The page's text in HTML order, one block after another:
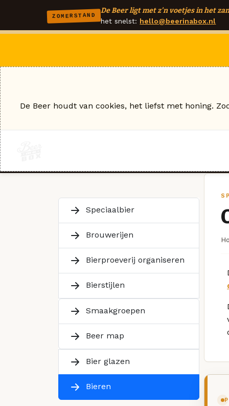
ZOMERSTAND
De Beer ligt met z'n voetjes in het
het snelst: hello@beerinabox.nl
Speciaalbier
Brouwerijen
Bierproeverij organiseren
Bierstijlen
Smaakgroepen
Beer map
Bier glazen
Bieren
De Beer houdt van cookies, het liefst met honing.